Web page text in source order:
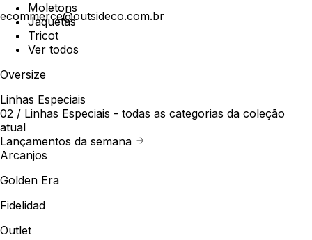
ecommerce@outsideco.com.br
Moletons
Jaquetas
Tricot
Ver todos
Oversize
Linhas Especiais
02 / Linhas Especiais - todas as categorias da coleção
atual
Lançamentos da semana
Arcanjos
Golden Era
Fidelidad
Outlet